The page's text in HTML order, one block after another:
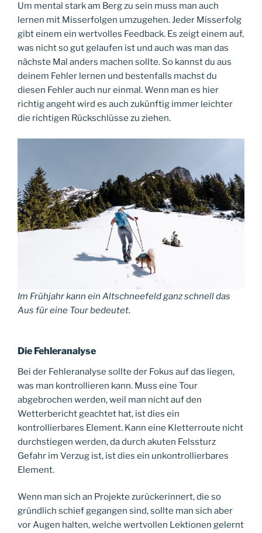
Um mental stark am Berg zu sein muss man auch
lernen mit Misserfolgen umzugehen. Jeder Misserfolg
gibt einem ein wertvolles Feedback. Es zeigt einem auf,
was nicht so gut gelaufen ist und auch was man das
nächste Mal anders machen sollte. So kannst du aus
deinem Fehler lernen und bestenfalls machst du
diesen Fehler auch nur einmal. Wenn man es hier
richtig angeht wird es auch zukünftig immer leichter
die richtigen Rückschlüsse zu ziehen.
Im Frühjahr kann ein Altschneefeld ganz schnell das
Aus für eine Tour bedeutet.
Die Fehleranalyse
Bei der Fehleranalyse sollte der Fokus auf das liegen,
was man kontrollieren kann. Muss eine Tour
abgebrochen werden, weil man nicht auf den
Wetterbericht geachtet hat, ist dies ein
kontrollierbares Element. Kann eine Kletterroute nicht
durchstiegen werden, da durch akuten Felssturz
Gefahr im Verzug ist, ist dies ein unkontrollierbares
Element.
Wenn man sich an Projekte zurückerinnert, die so
gründlich schief gegangen sind, sollte man sich aber
vor Augen halten, welche wertvollen Lektionen gelernt